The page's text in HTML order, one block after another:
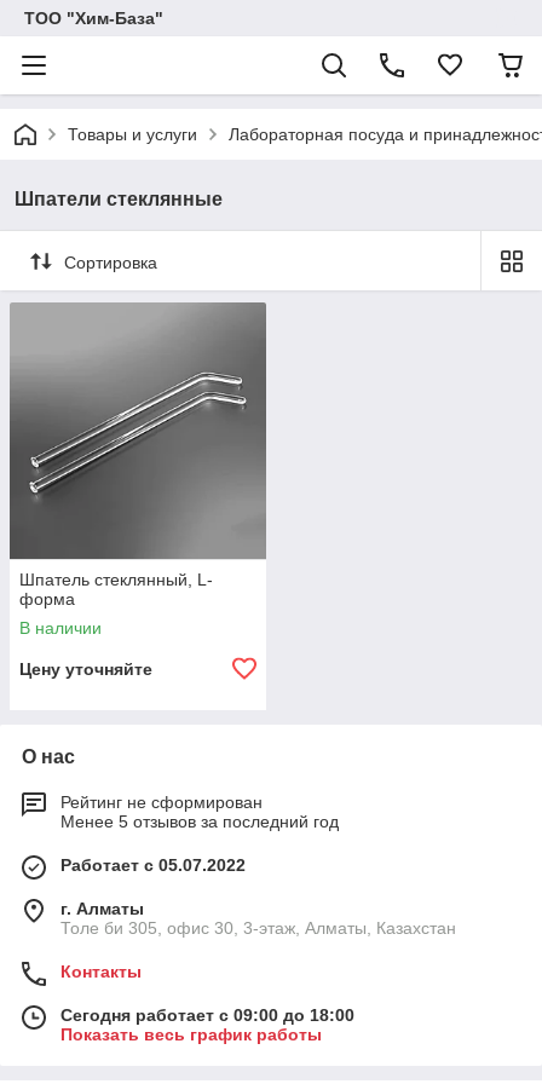
ТОО "Хим-База"
Товары и услуги Лабораторная посуда и
Шпатели стеклянные
Сортировка
Шпатель стеклянный, L-
форма
В наличии
Цену уточняйте
О нас
Рейтинг не сформирован
Менее 5 отзывов за последний год
Работает с 05.07.2022
г. Алматы
Толе би 305, офис 30, 3-этаж, Алматы, Казахстан
Контакты
Сегодня работает с 09:00 до 18:00
Показать весь график работы